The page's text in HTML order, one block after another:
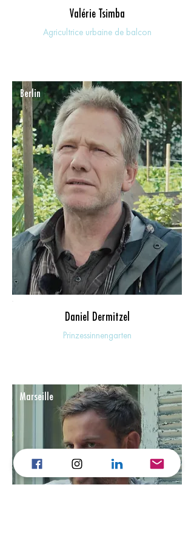
Valérie Tsimba
Agricultrice urbaine de balcon
Berlin
Daniel Dermitzel
Prinzessinnengarten
Marseille